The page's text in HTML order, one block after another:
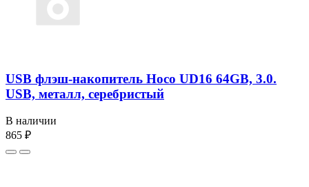
USB флэш-накопитель Hoco UD16 64GB, 3.0.
USB, металл, серебристый
В наличии
865 ₽